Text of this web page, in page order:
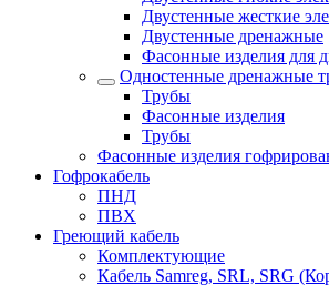
Двустенные жесткие
Двустенные дренажные
Фасонные изделия для
Одностенные дренажные
Трубы
Фасонные изделия
Трубы
Фасонные изделия
Гофрокабель
ПНД
ПВХ
Греющий кабель
Комплектующие
Кабель Samreg, SRL, SRG